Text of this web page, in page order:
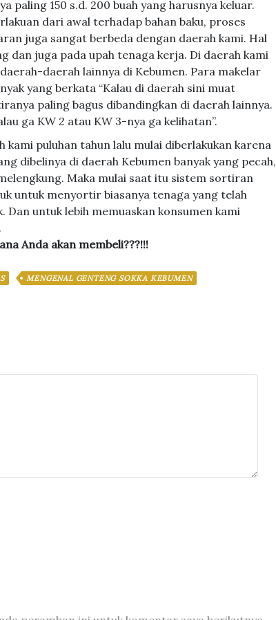
paling 150 s.d. 200 buah yang harusnya keluar.
dari awal terhadap bahan baku, proses
juga sangat berbeda dengan daerah kami. Hal
juga pada upah tenaga kerja. Di daerah kami
daerah lainnya di Kebumen. Para makelar
yang berkata “Kalau di daerah sini muat
paling bagus dibandingkan di daerah lainnya.
ga KW 2 atau KW 3-nya ga kelihatan”.
puluhan tahun lalu mulai diberlakukan karena
dibelinya di daerah Kebumen banyak yang pecah,
Maka mulai saat itu sistem sortiran
untuk menyortir biasanya tenaga yang telah
untuk lebih memuaskan konsumen kami
Anda akan membeli???!!!
MENGENAL GENTENG SOKKA KEBUMEN